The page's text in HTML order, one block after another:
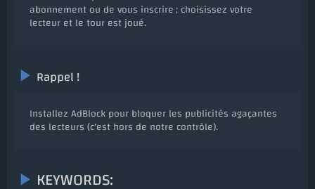
abonnement ou de vous inscrire ; choisissez votre
lecteur et le tour est joué.
Rappel !
Installez AdBlock pour bloquer les publicités agaçantes
des lecteurs (c'est hors de notre contrôle).
KEYWORDS: